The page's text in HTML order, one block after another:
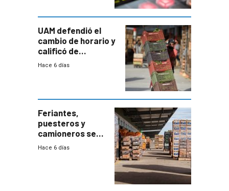
UAM defendió el
cambio de horario y
calificó de
“desproporcionado”
Hace 6 días
Feriantes,
puesteros y
camioneros se
movilizaron en
Hace 6 días